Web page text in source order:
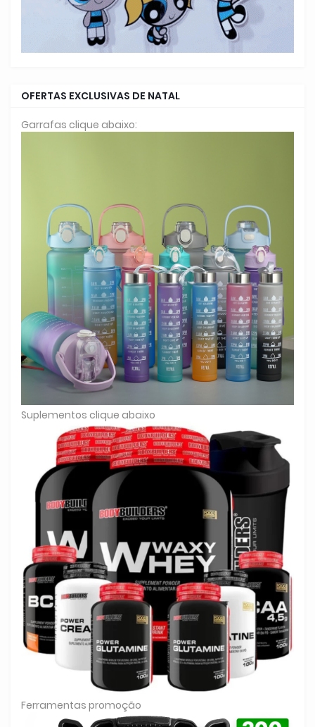
OFERTAS EXCLUSIVAS DE NATAL
Garrafas clique abaixo:
Suplementos clique abaixo
Ferramentas promoção